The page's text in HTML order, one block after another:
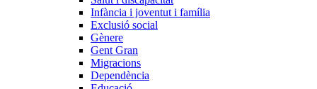
Infància i joventut i família
Exclusió social
Gènere
Gent Gran
Migracions
Dependència